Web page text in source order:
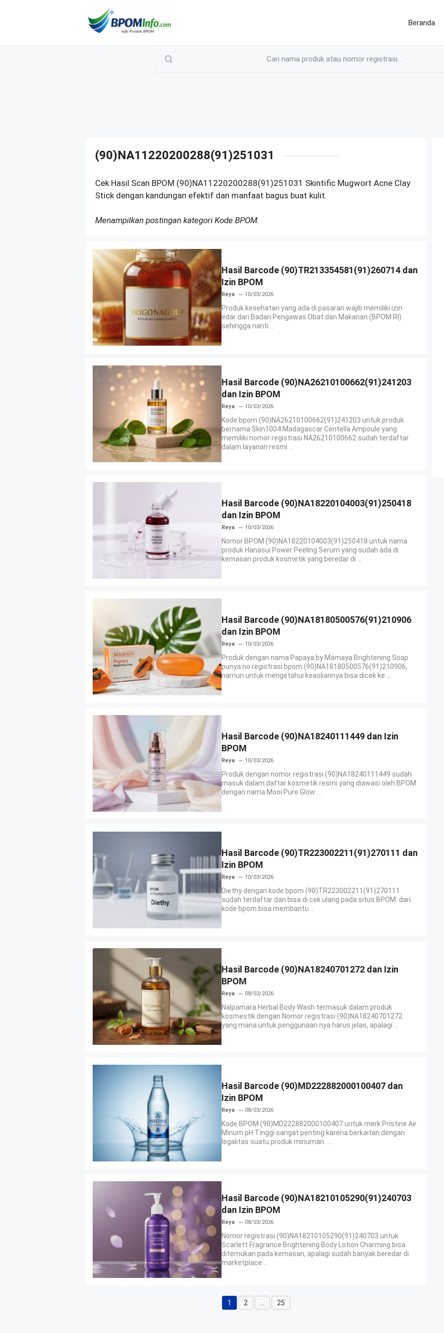
Beranda
(90)NA11220200288(91)251031
Cek Hasil Scan BPOM (90)NA11220200288(91)251031 Skintific Mugwort Acne Clay
Stick dengan kandungan efektif dan manfaat bagus buat kulit.
Menampilkan postingan kategori Kode BPOM.
Hasil Barcode (90)TR213354581(91)260714 dan
Izin BPOM
Reya 10/03/2026
Produk kesehatan yang ada di pasaran wajib memiliki izin
edar dari Badan Pengawas Obat dan Makanan (BPOM RI).
sehingga nanti ...
Hasil Barcode (90)NA26210100662(91)241203
dan Izin BPOM
Reya 10/03/2026
Kode bpom (90)NA26210100662(91)241203 untuk produk
bernama Skin1004 Madagascar Centella Ampoule yang
memiliki nomor registrasi NA26210100662 sudah terdaftar
dalam layanan resmi ...
Hasil Barcode (90)NA18220104003(91)250418
dan Izin BPOM
Reya 10/03/2026
Nomor BPOM (90)NA18220104003(91)250418 untuk nama
produk Hanasui Power Peeling Serum yang sudah ada di
kemasan produk kosmetik yang beredar di ...
Hasil Barcode (90)NA18180500576(91)210906
dan Izin BPOM
Reya 10/03/2026
Produk dengan nama Papaya by Mamaya Brightening Soap
punya no registrasi bpom (90)NA18180500576(91)210906,
namun untuk mengetahui keasliannya bisa dicek ke ...
Hasil Barcode (90)NA18240111449 dan Izin
BPOM
Reya 10/03/2026
Produk dengan nomor registrasi (90)NA18240111449 sudah
masuk dalam daftar kosmetik resmi yang diawasi oleh BPOM
dengan nama Mooi Pure Glow ...
Hasil Barcode (90)TR223002211(91)270111 dan
Izin BPOM
Reya 10/03/2026
Diethy dengan kode bpom (90)TR223002211(91)270111
sudah terdaftar dan bisa di cek ulang pada situs BPOM. dari
kode bpom bisa membantu ...
Hasil Barcode (90)NA18240701272 dan Izin
BPOM
Reya 08/03/2026
Nalpamara Herbal Body Wash termasuk dalam produk
kosmestik dengan Nomor registrasi (90)NA18240701272
yang mana untuk penggunaan nya harus jelas, apalagi ...
Hasil Barcode (90)MD222882000100407 dan
Izin BPOM
Reya 08/03/2026
Kode BPOM (90)MD222882000100407 untuk merk Pristine Air
Minum pH Tinggi sangat penting karena berkaitan dengan
legalitas suatu produk minuman . ...
Hasil Barcode (90)NA18210105290(91)240703
dan Izin BPOM
Reya 08/03/2026
Nomor registrasi (90)NA18210105290(91)240703 untuk
Scarlett Fragrance Brightening Body Lotion Charming bisa
ditemukan pada kemasan, apalagi sudah banyak beredar di
marketplace ...
Halaman
1 Halaman
2 … Halaman
25